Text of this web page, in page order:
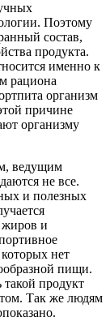
Поэтому
состав,
продукта.
именно к
рациона
организм
причине
организму
ведущим
не все.
и полезных
жиров и
нет
пищи.
такой продукт
Так же людям